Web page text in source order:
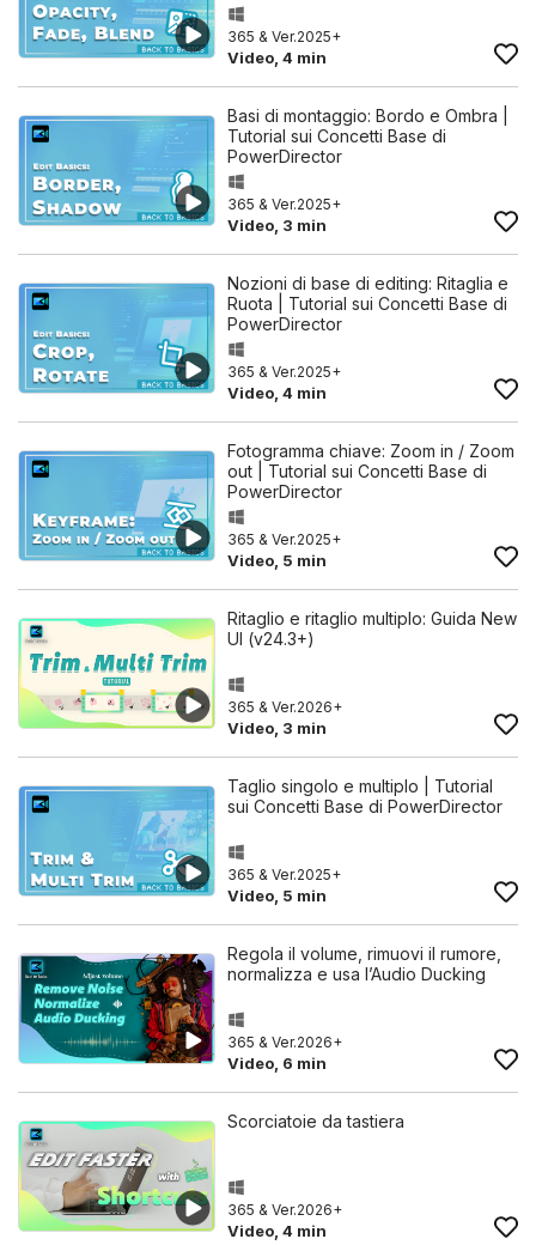
365 & Ver.2025+
Video, 4 min
Basi di montaggio: Bordo e Ombra |
Tutorial sui Concetti Base di
PowerDirector
365 & Ver.2025+
Video, 3 min
Nozioni di base di editing: Ritaglia e
Ruota | Tutorial sui Concetti Base di
PowerDirector
365 & Ver.2025+
Video, 4 min
Fotogramma chiave: Zoom in / Zoom
out | Tutorial sui Concetti Base di
PowerDirector
365 & Ver.2025+
Video, 5 min
Ritaglio e ritaglio multiplo: Guida New
UI (v24.3+)
365 & Ver.2026+
Video, 3 min
Taglio singolo e multiplo | Tutorial
sui Concetti Base di PowerDirector
365 & Ver.2025+
Video, 5 min
Regola il volume, rimuovi il rumore,
normalizza e usa l’Audio Ducking
365 & Ver.2026+
Video, 6 min
Scorciatoie da tastiera
365 & Ver.2026+
Video, 4 min